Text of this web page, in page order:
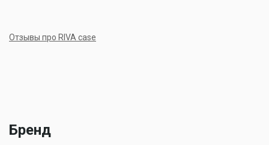
Отзывы про RIVA case
Бренд